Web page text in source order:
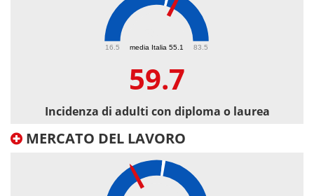
media Italia 55.1
16.5 83.5
59.7
Incidenza di adulti con diploma o laurea
MERCATO DEL LAVORO